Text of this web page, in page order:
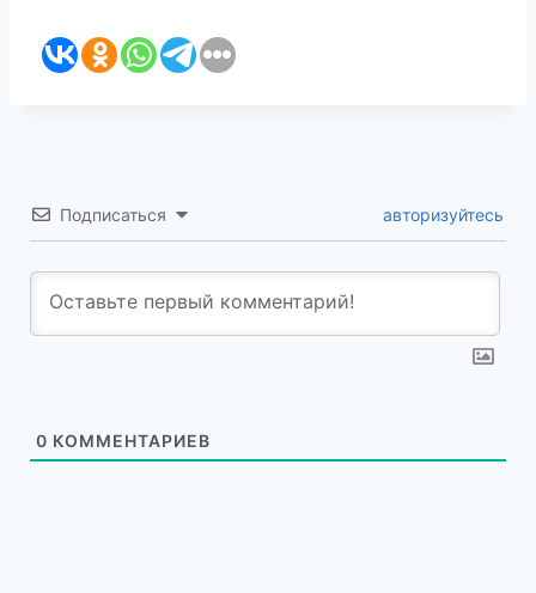
Подписаться авторизуйтесь
0 КОММЕНТАРИЕВ